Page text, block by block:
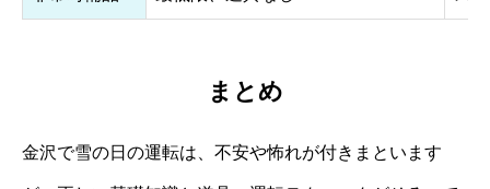
まとめ
金沢で雪の日の運転は、不安や怖れが付きまといます